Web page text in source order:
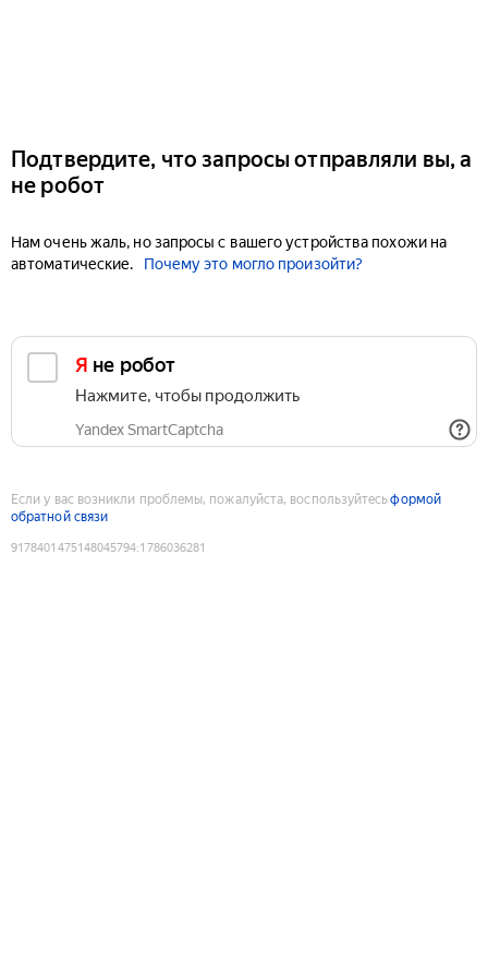
Подтвердите, что запросы отправляли вы, а
не робот
Нам очень жаль, но запросы с вашего устройства похожи на
автоматические.
Почему это могло произойти?
Я не робот
Нажмите, чтобы продолжить
Yandex SmartCaptcha
Если у вас возникли проблемы, пожалуйста, воспользуйтесьформой
обратной связи
9178401475148045794:1786036281